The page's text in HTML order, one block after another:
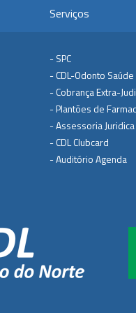
Serviços
- SPC
- CDL-Odonto Saúde
- Cobrança Extra-
- Plantões de
- Assessoria Juridica
- CDL Clubcard
- Auditório Agenda